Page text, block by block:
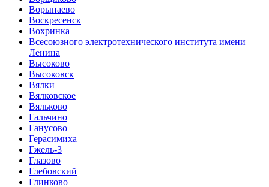
Ворыпаево
Воскресенск
Вохринка
Всесоюзного электротехнического института имени
Ленина
Высоково
Высоковск
Вялки
Вялковское
Вяльково
Гальчино
Ганусово
Герасимиха
Гжель-3
Глазово
Глебовский
Глинково